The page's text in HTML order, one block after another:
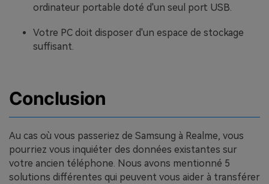
ordinateur portable doté d'un seul port USB.
Votre PC doit disposer d'un espace de stockage
suffisant.
Conclusion
Au cas où vous passeriez de Samsung à Realme, vous
pourriez vous inquiéter des données existantes sur
votre ancien téléphone. Nous avons mentionné 5
solutions différentes qui peuvent vous aider à transférer